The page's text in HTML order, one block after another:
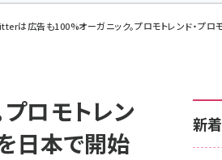
は広告も100%オーガニック。プロモトレンド・プロ
ロモトレン
日本で開始
新